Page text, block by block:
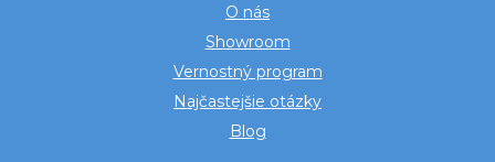
O nás
Showroom
Vernostný program
Najčastejšie otázky
Blog